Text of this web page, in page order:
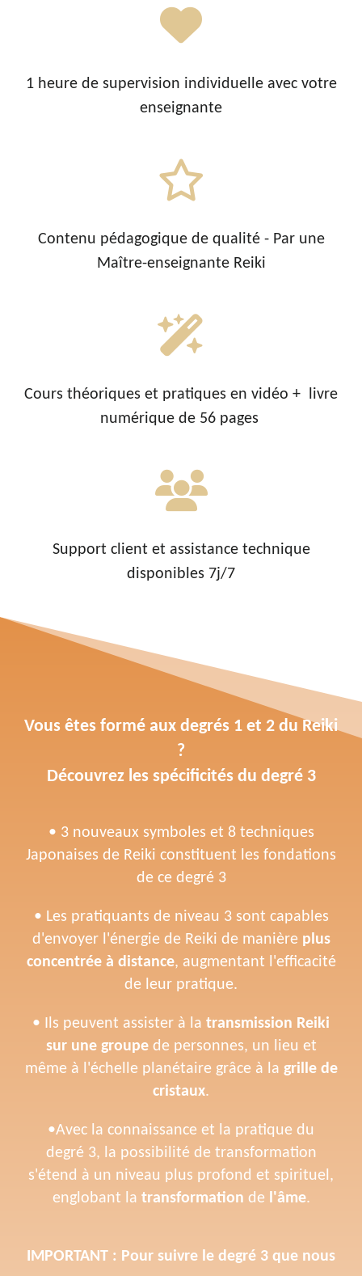
1 heure de supervision individuelle avec votre
enseignante
Contenu pédagogique de qualité - Par une
Maître-enseignante Reiki
Cours théoriques et pratiques en vidéo + livre
numérique de 56 pages
Support client et assistance technique
disponibles 7j/7
Vous êtes formé aux degrés 1 et 2 du Reiki
?
Découvrez les spécificités du degré 3
• 3 nouveaux symboles et 8 techniques
Japonaises de Reiki constituent les fondations
de ce degré 3
• Les pratiquants de niveau 3 sont capables
d'envoyer l'énergie de Reiki de manière plus
concentrée à distance, augmentant l'efficacité
de leur pratique.
• Ils peuvent assister à la transmission Reiki
sur une groupe de personnes, un lieu et
même à l'échelle planétaire grâce à la grille de
cristaux.
•Avec la connaissance et la pratique du
degré 3, la possibilité de transformation
s'étend à un niveau plus profond et spirituel,
englobant la transformation de l'âme.
IMPORTANT : Pour suivre le degré 3 que nous